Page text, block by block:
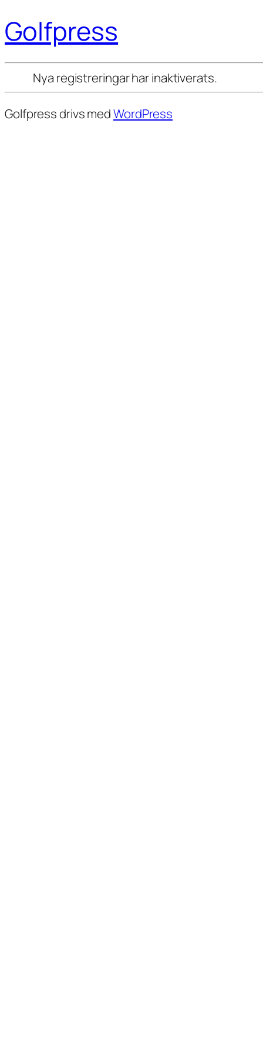
Golfpress
Nya registreringar har inaktiverats.
Golfpress drivs medWordPress